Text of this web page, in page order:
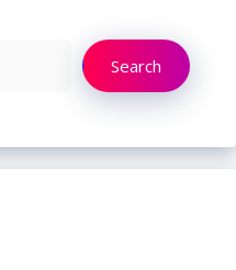
Search